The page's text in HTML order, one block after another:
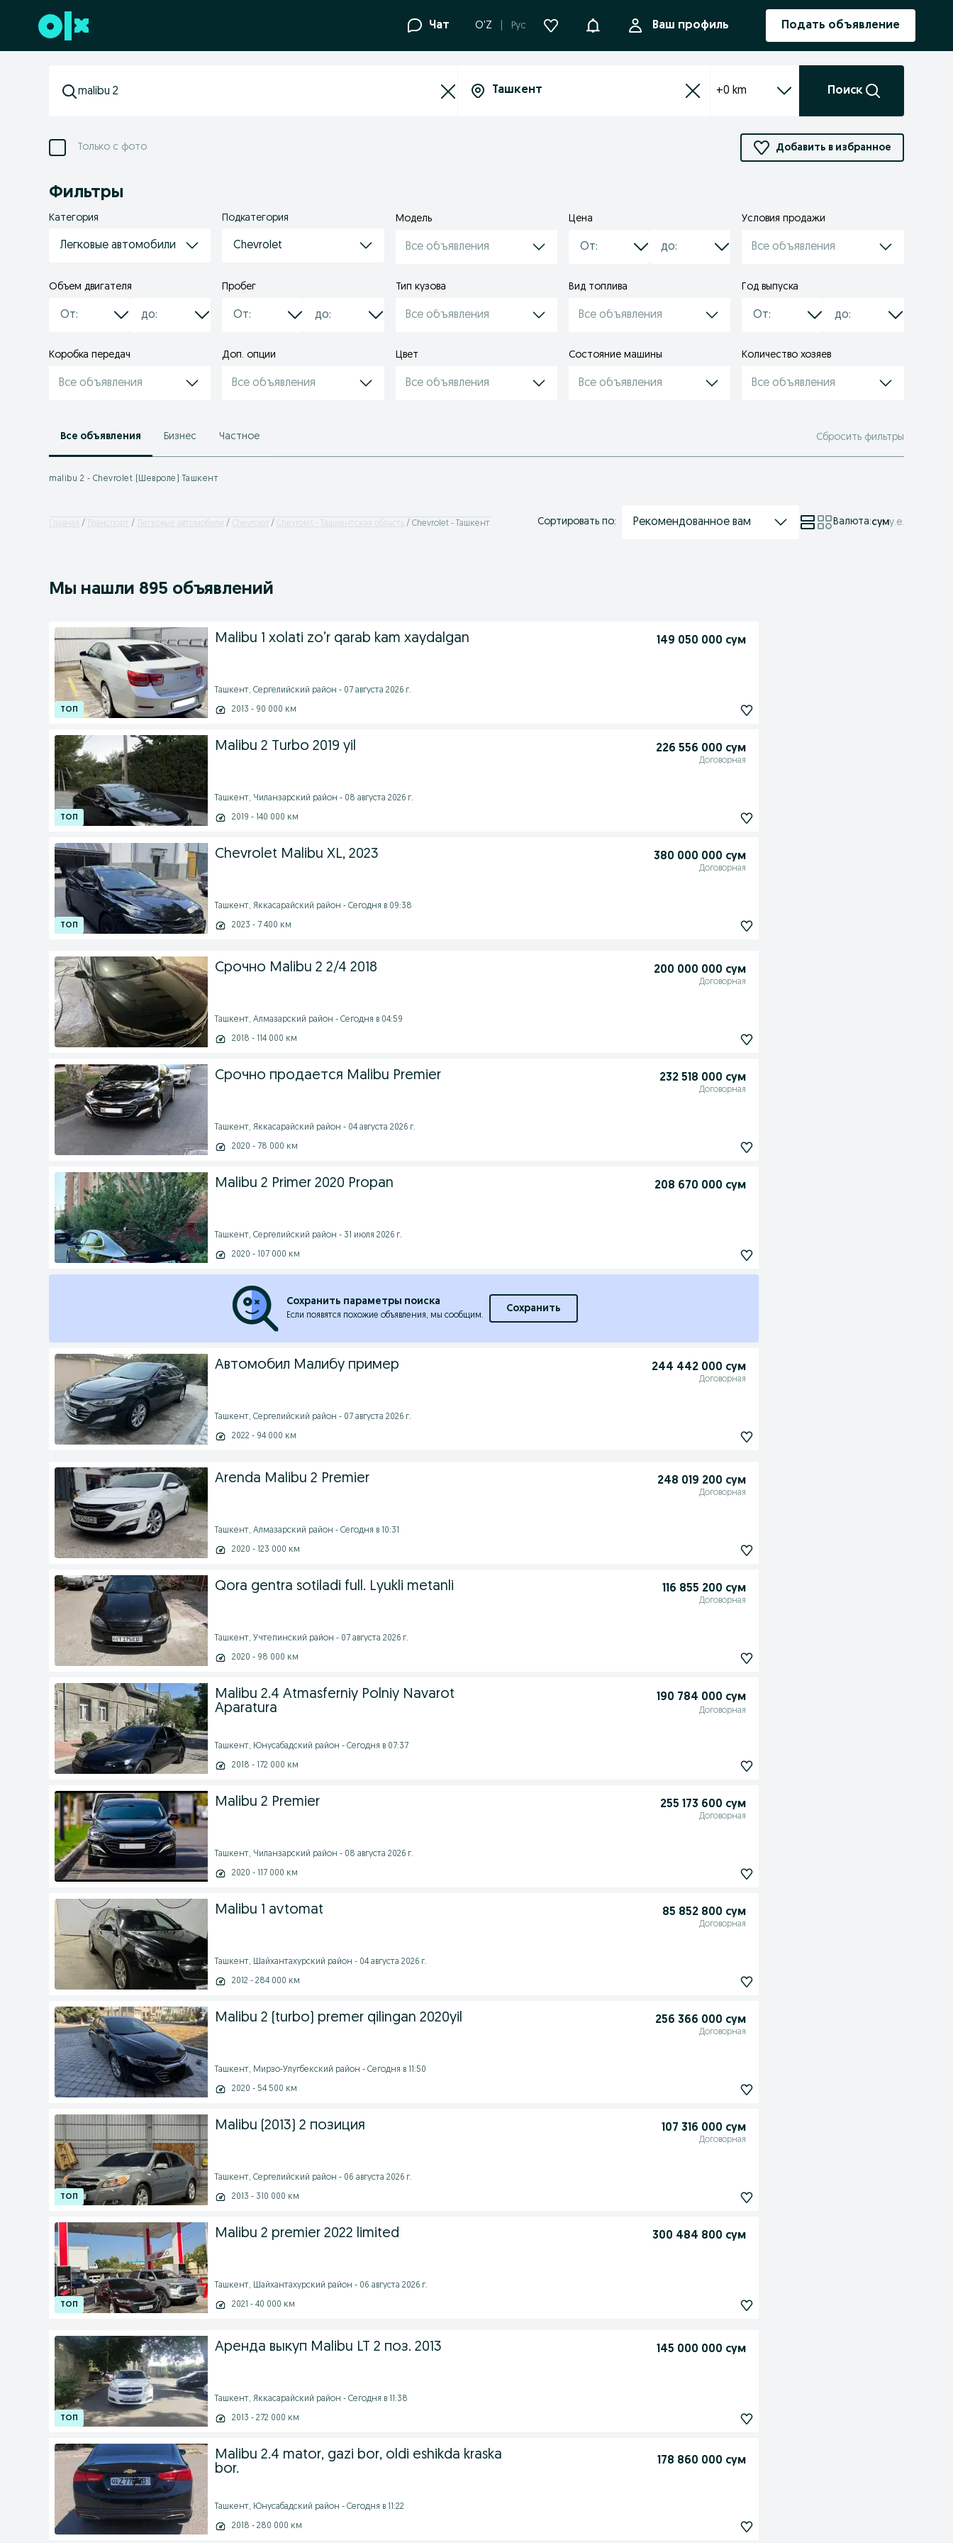
Перейти к нижнему колонтитулу Чат O'Z Рус УведомленияВаш профиль Подать объявление
+0 km Поиск
Только с фото Добавить в избранное
Фильтры
Категория
Легковые автомобили
Подкатегория
Chevrolet
Модель
Все объявления
Цена Условия продажи
Все объявления
Объем двигателя Пробег Тип кузова
Все объявления
Вид топлива
Все объявления
Год выпуска
Коробка передач
Все объявления
Доп. опции
Все объявления
Цвет
Все объявления
Состояние машины
Все объявления
Количество хозяев
Все объявления
Все объявления Бизнес Частное Сбросить фильтры
malibu 2 - Chevrolet (Шевроле) Ташкент
Главная Транспорт Легковые автомобили Chevrolet Chevrolet - Ташкентская область Chevrolet - Ташкент Сортировать по: Рекомендованное вам Валюта:суму.е.
Мы нашли 895 объявлений
Malibu 1 xolati zo’r qarab kam xaydalgan 149 050 000 сум
Ташкент, Сергелийский район - 07 августа 2026 г.
2013 - 90 000 км
Malibu 2 Turbo 2019 yil 226 556 000 сум
Договорная
Ташкент, Чиланзарский район - 08 августа 2026 г.
2019 - 140 000 км
Chevrolet Malibu XL, 2023 380 000 000 сум
Договорная
Ташкент, Яккасарайский район - Сегодня в 09:38
2023 - 7 400 км
Срочно Malibu 2 2/4 2018 200 000 000 сум
Договорная
Ташкент, Алмазарский район - Сегодня в 04:59
2018 - 114 000 км
Срочно продается Malibu Premier 232 518 000 сум
Договорная
Ташкент, Яккасарайский район - 04 августа 2026 г.
2020 - 78 000 км
Malibu 2 Primer 2020 Propan 208 670 000 сум
Ташкент, Сергелийский район - 31 июля 2026 г.
2020 - 107 000 км
Сохранить параметры поиска
Если появятся похожие объявления, мы сообщим.
Сохранить
Автомобил Малибу пример 244 442 000 сум
Договорная
Ташкент, Сергелийский район - 07 августа 2026 г.
2022 - 94 000 км
Arenda Malibu 2 Premier 248 019 200 сум
Договорная
Ташкент, Алмазарский район - Сегодня в 10:31
2020 - 123 000 км
Qora gentra sotiladi full. Lyukli metanli 116 855 200 сум
Договорная
Ташкент, Учтепинский район - 07 августа 2026 г.
2020 - 98 000 км
Malibu 2.4 Atmasferniy Polniy Navarot
Aparatura
190 784 000 сум
Договорная
Ташкент, Юнусабадский район - Сегодня в 07:37
2018 - 172 000 км
Malibu 2 Premier 255 173 600 сум
Договорная
Ташкент, Чиланзарский район - 08 августа 2026 г.
2020 - 117 000 км
Malibu 1 avtomat 85 852 800 сум
Договорная
Ташкент, Шайхантахурский район - 04 августа 2026 г.
2012 - 284 000 км
Malibu 2 (turbo) premer qilingan 2020yil 256 366 000 сум
Договорная
Ташкент, Мирзо-Улугбекский район - Сегодня в 11:50
2020 - 54 500 км
Malibu (2013) 2 позиция 107 316 000 сум
Договорная
Ташкент, Сергелийский район - 06 августа 2026 г.
2013 - 310 000 км
Malibu 2 premier 2022 limited 300 484 800 сум
Ташкент, Шайхантахурский район - 06 августа 2026 г.
2021 - 40 000 км
Аренда выкуп Malibu LT 2 поз. 2013 145 000 000 сум
Ташкент, Яккасарайский район - Сегодня в 11:38
2013 - 272 000 км
Malibu 2.4 mator, gazi bor, oldi eshikda kraska
bor.
178 860 000 сум
Ташкент, Юнусабадский район - Сегодня в 11:22
2018 - 280 000 км